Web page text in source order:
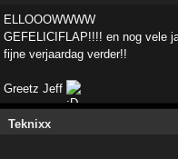
ELLOOOWWWW
GEFELICIFLAP!!!! en nog vele
fijne verjaardag verder!!
Greetz Jeff
Teknixx